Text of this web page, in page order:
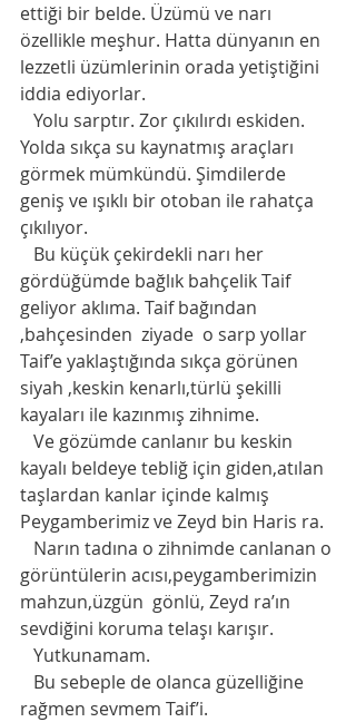
ettiği bir belde. Üzümü ve narı
özellikle meşhur. Hatta dünyanın en
lezzetli üzümlerinin orada yetiştiğini
iddia ediyorlar.
Yolda sıkça su kaynatmış araçları
görmek mümkündü. Şimdilerde
geniş ve ışıklı bir otoban ile rahatça
çıkılıyor.
gördüğümde bağlık bahçelik Taif
geliyor aklıma. Taif bağından
,bahçesinden  ziyade  o sarp yollar
Taif’e yaklaştığında sıkça görünen
siyah ,keskin kenarlı,türlü şekilli
kayaları ile kazınmış zihnime.
kayalı beldeye tebliğ için giden,atılan
taşlardan kanlar içinde kalmış
Peygamberimiz ve Zeyd bin Haris ra.
görüntülerin acısı,peygamberimizin
mahzun,üzgün  gönlü, Zeyd ra’ın
sevdiğini koruma telaşı karışır.
   Yutkunamam.
rağmen sevmem Taif’i.